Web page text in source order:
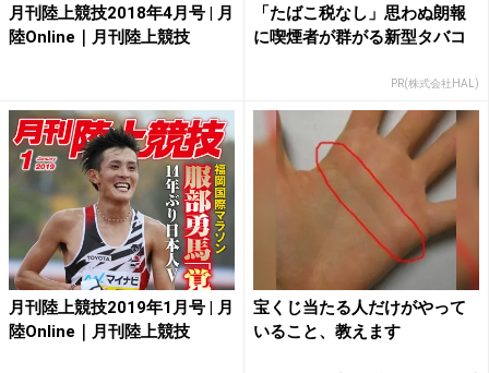
月刊陸上競技2018年4月号 | 月
陸Online｜月刊陸上競技
「たばこ税なし」思わぬ朗報
に喫煙者が群がる新型タバコ
PR(株式会社HAL)
月刊陸上競技2019年1月号 | 月
陸Online｜月刊陸上競技
宝くじ当たる人だけがやって
いること、教えます